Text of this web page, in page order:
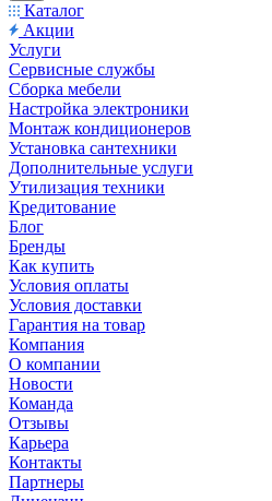
Каталог
Акции
Услуги
Сервисные службы
Сборка мебели
Настройка электроники
Монтаж кондиционеров
Установка сантехники
Дополнительные услуги
Утилизация техники
Кредитование
Блог
Бренды
Как купить
Условия оплаты
Условия доставки
Гарантия на товар
Компания
О компании
Новости
Команда
Отзывы
Карьера
Контакты
Партнеры